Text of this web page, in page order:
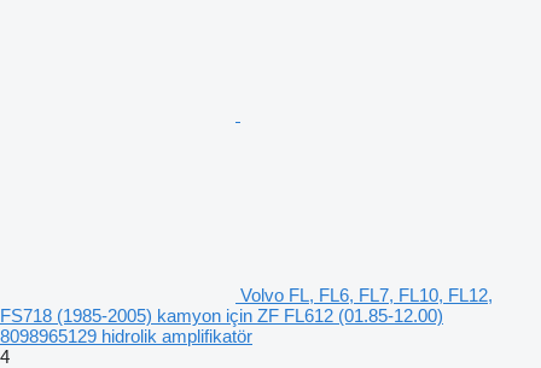
Volvo FL, FL6, FL7, FL10, FL12,
FS718 (1985-2005) kamyon için ZF FL612 (01.85-12.00)
8098965129 hidrolik amplifikatör
4